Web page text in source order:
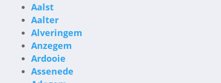
Aalst
Aalter
Alveringem
Anzegem
Ardooie
Assenede